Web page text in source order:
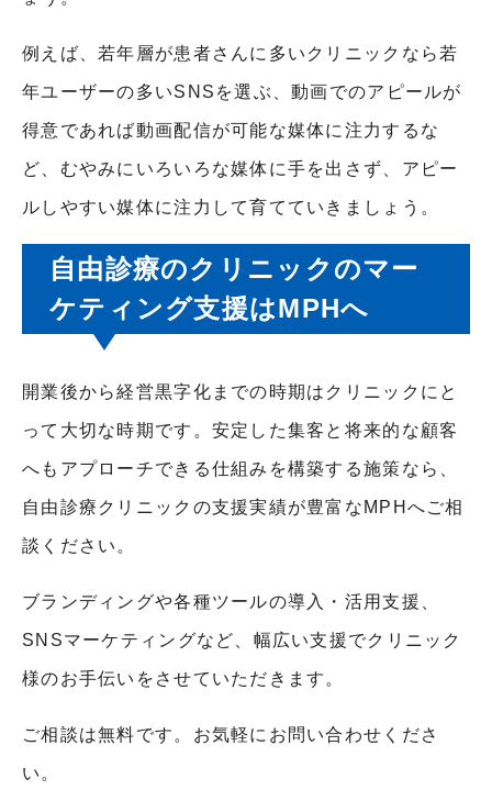
例えば、若年層が患者さんに多いクリニックなら若
年ユーザーの多いSNSを選ぶ、動画でのアピールが
得意であれば動画配信が可能な媒体に注力するな
ど、むやみにいろいろな媒体に手を出さず、アピー
ルしやすい媒体に注力して育てていきましょう。
自由診療のクリニックのマー
ケティング支援はMPHへ
開業後から経営黒字化までの時期はクリニックにと
って大切な時期です。安定した集客と将来的な顧客
へもアプローチできる仕組みを構築する施策なら、
自由診療クリニックの支援実績が豊富なMPHへご相
談ください。
ブランディングや各種ツールの導入・活用支援、
SNSマーケティングなど、幅広い支援でクリニック
様のお手伝いをさせていただきます。
ご相談は無料です。お気軽にお問い合わせくださ
い。